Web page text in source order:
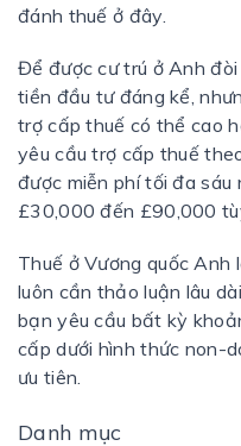
đánh thuế ở đây.
Để được cư trú ở Anh
tiền đầu tư đáng kể,
trợ cấp thuế có thể cao
yêu cầu trợ cấp thuế
được miễn phí tối đa sáu
£30,000 đến £90,000
Thuế ở Vương quốc
luôn cần thảo luận lâu
bạn yêu cầu bất kỳ
cấp dưới hình thức non-
ưu tiên.
Danh mục